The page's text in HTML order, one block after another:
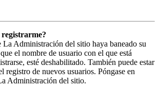
La Administración del sitio haya baneado su
el nombre de usuario con el que está
esté deshabilitado. También puede estar
registro de nuevos usuarios. Póngase en
Administración del sitio.